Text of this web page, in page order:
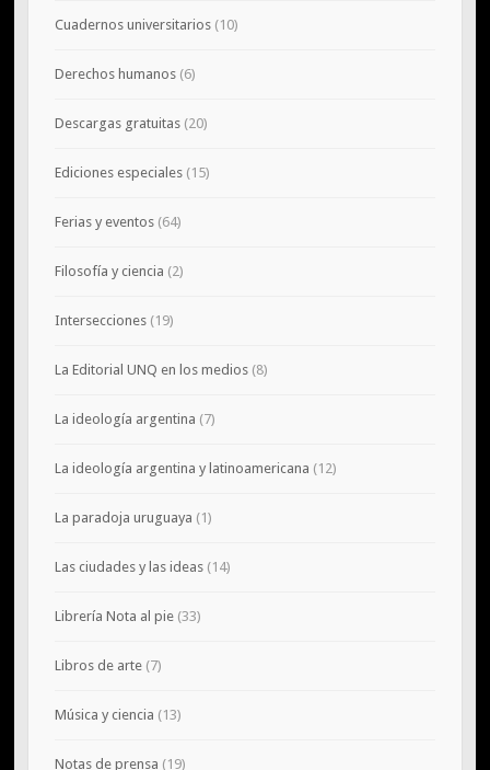
Cuadernos universitarios(10)
Derechos humanos(6)
Descargas gratuitas(20)
Ediciones especiales(15)
Ferias y eventos(64)
Filosofía y ciencia (2)
Intersecciones(19)
La Editorial UNQ en los medios(8)
La ideología argentina (7)
La ideología argentina y latinoamericana (12)
La paradoja uruguaya (1)
Las ciudades y las ideas(14)
Librería Nota al pie(33)
Libros de arte(7)
Música y ciencia (13)
Notas de prensa (19)